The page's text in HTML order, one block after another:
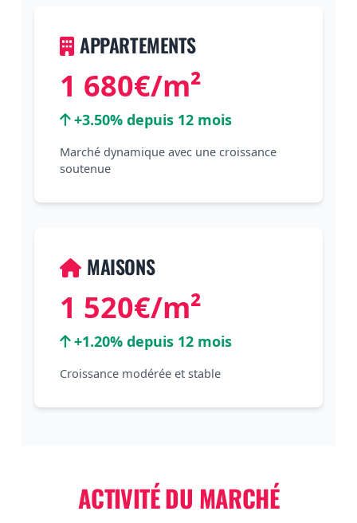
APPARTEMENTS
1 680€/m²
+3.50% depuis 12 mois
Marché dynamique avec une croissance
soutenue
MAISONS
1 520€/m²
+1.20% depuis 12 mois
Croissance modérée et stable
ACTIVITÉ DU MARCHÉ